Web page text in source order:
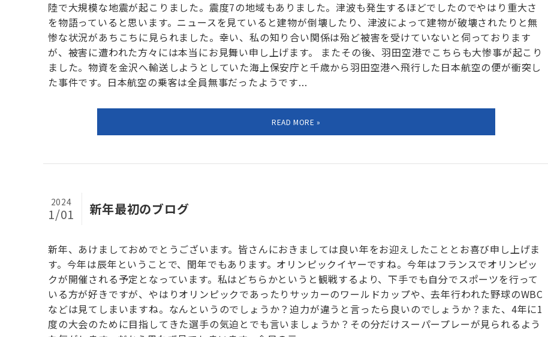
陸で大規模な地震が起こりました。震度7の地域もありました。津波も発生するほどでしたのでやはり重大さ
を物語っていると思います。ニュースを見ていると建物が倒壊したり、津波によって建物が破壊されたりと無
惨な状況があちこちに見られました。幸い、私の知り合い関係は殆ど被害を受けていないと伺っております
が、被害に遭われた方々には本当にお見舞い申し上げます。 またその後、羽田空港でこちらも大惨事が起こり
ました。物資を金沢へ輸送しようとしていた海上保安庁と千歳から羽田空港へ飛行した日本航空の便が衝突し
た事件です。日本航空の乗客は全員無事だったようです...
新年最初のブログ
2024
1/01
新年、あけましておめでとうございます。皆さんにおきましては良い年をお迎えしたこととお喜び申し上げま
す。今年は辰年ということで、閏年でもあります。オリンピックイヤーですね。今年はフランスでオリンピッ
クが開催される予定となっています。私はどちらかというと観戦するより、下手でも自分でスポーツを行って
いる方が好きですが、やはりオリンピックであったりサッカーのワールドカップや、去年行われた野球のWBC
などは見てしまいますね。なんというのでしょうか？迫力が違うと言ったら良いのでしょうか？また、4年に1
度の大会のために目指してきた選手の気迫とでも言いましょうか？その分だけスーパープレーが見られるよう